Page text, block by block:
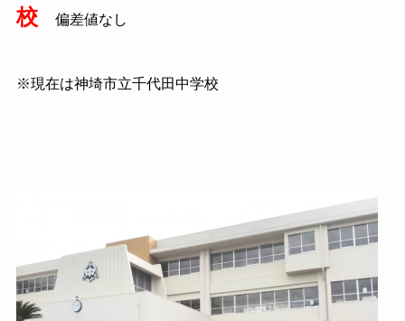
校
偏差値なし
※現在は神埼市立千代田中学校